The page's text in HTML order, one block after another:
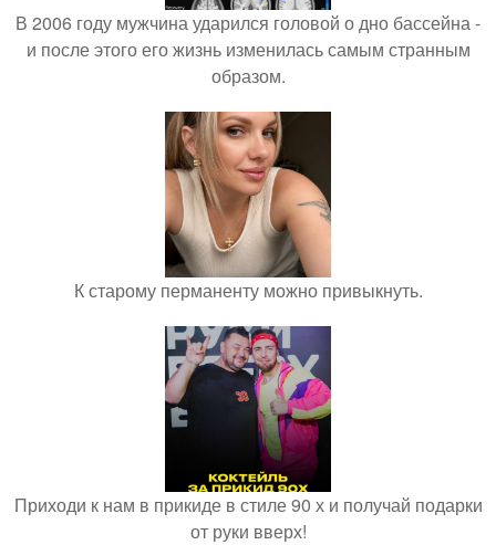
В 2006 году мужчина ударился головой о дно бассейна -
и после этого его жизнь изменилась самым странным
образом.
К старому перманенту можно привыкнуть.
Приходи к нам в прикиде в стиле 90 х и получай подарки
от руки вверх!